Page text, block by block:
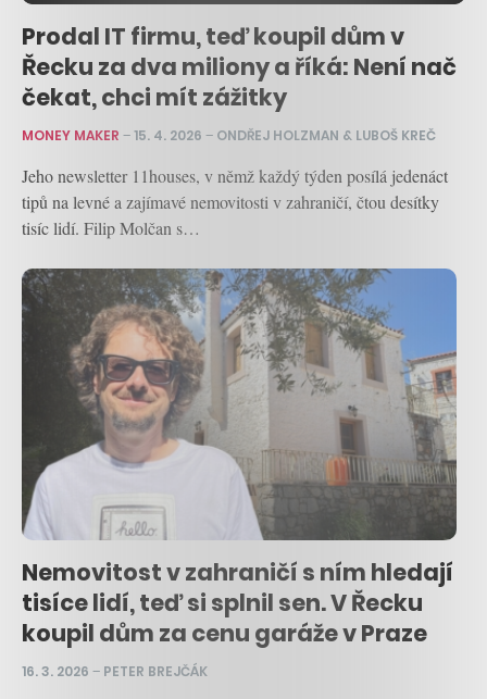
Prodal IT firmu, teď koupil dům v
Řecku za dva miliony a říká: Není nač
čekat, chci mít zážitky
MONEY MAKER –15. 4. 2026 – ONDŘEJ HOLZMAN & LUBOŠ KREČ
Jeho newsletter 11houses, v němž každý týden posílá jedenáct
tipů na levné a zajímavé nemovitosti v zahraničí, čtou desítky
tisíc lidí. Filip Molčan s…
Nemovitost v zahraničí s ním hledají
tisíce lidí, teď si splnil sen. V Řecku
koupil dům za cenu garáže v Praze
16. 3. 2026 – PETER BREJČÁK